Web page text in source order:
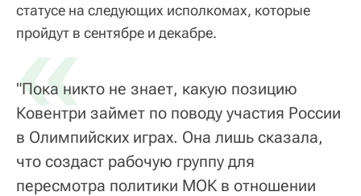
статусе на следующих исполкомах, которые
пройдут в сентябре и декабре.
«
"Пока никто не знает, какую позицию
Ковентри займет по поводу участия России
в Олимпийских играх. Она лишь сказала,
что создаст рабочую группу для
пересмотра политики МОК в отношении